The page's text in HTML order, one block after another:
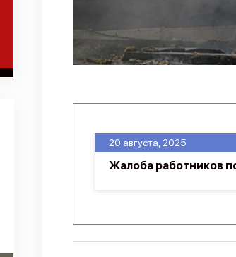
20 августа, 2025
Жалоба работников